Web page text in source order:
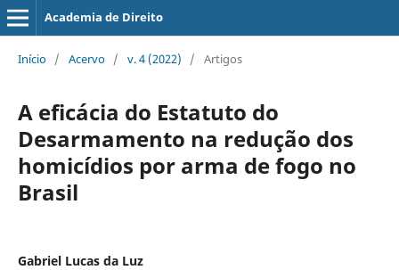
Academia de Direito
Início / Acervo / v. 4 (2022) / Artigos
A eficácia do Estatuto do
Desarmamento na redução dos
homicídios por arma de fogo no
Brasil
Gabriel Lucas da Luz